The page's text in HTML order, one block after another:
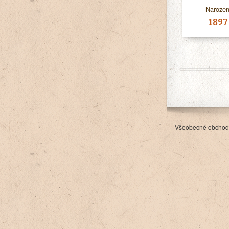
1897
Všeobecné